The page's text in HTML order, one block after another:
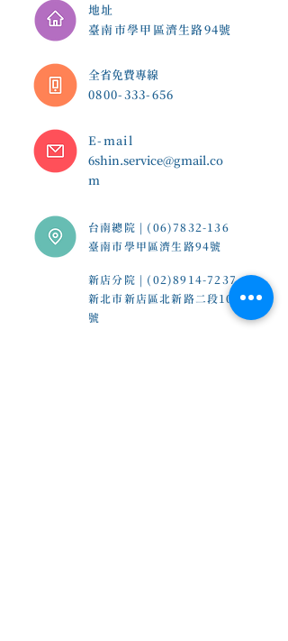
地址
臺南市學甲區濟生路94號
​全省免費專線
0800-333-656
E-mail
6shin.service@gmail.co
m
台南總院 | (06)7832-136
臺南市學甲區濟生路94號
新店分院 | (02)8914-7237
新北市新店區北新路二段10
號